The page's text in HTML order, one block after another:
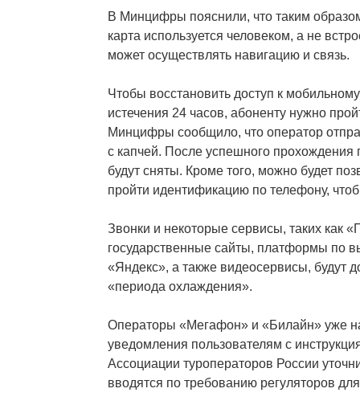
В Минцифры пояснили, что таким
карта используется человеком, а не
может осуществлять навигацию и связь.
Чтобы восстановить доступ к
истечения 24 часов, абоненту нужно
Минцифры сообщило, что оператор
с капчей. После успешного прохождения
будут сняты. Кроме того, можно будет
пройти идентификацию по телефону,
Звонки и некоторые сервисы, таких как
государственные сайты, платформы по
«Яндекс», а также видеосервисы, будут
«периода охлаждения».
Операторы «Мегафон» и «Билайн» уже
уведомления пользователям с
Ассоциации туроператоров России
вводятся по требованию регуляторов